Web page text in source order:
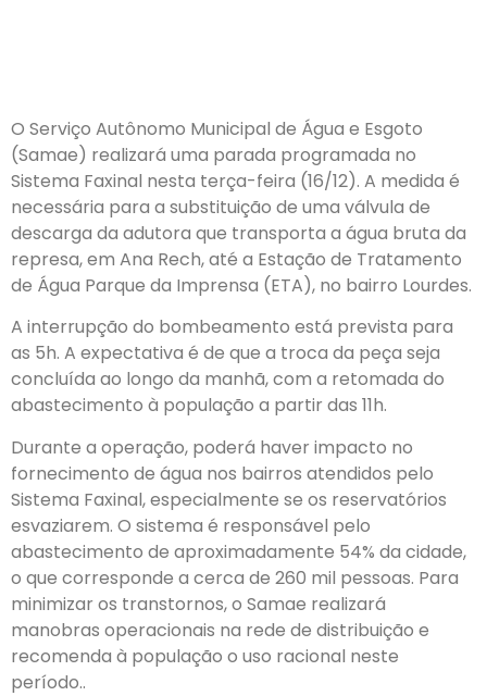
O Serviço Autônomo Municipal de Água e Esgoto
(Samae) realizará uma parada programada no
Sistema Faxinal nesta terça-feira (16/12). A medida é
necessária para a substituição de uma válvula de
descarga da adutora que transporta a água bruta da
represa, em Ana Rech, até a Estação de Tratamento
de Água Parque da Imprensa (ETA), no bairro Lourdes.
A interrupção do bombeamento está prevista para
as 5h. A expectativa é de que a troca da peça seja
concluída ao longo da manhã, com a retomada do
abastecimento à população a partir das 11h.
Durante a operação, poderá haver impacto no
fornecimento de água nos bairros atendidos pelo
Sistema Faxinal, especialmente se os reservatórios
esvaziarem. O sistema é responsável pelo
abastecimento de aproximadamente 54% da cidade,
o que corresponde a cerca de 260 mil pessoas. Para
minimizar os transtornos, o Samae realizará
manobras operacionais na rede de distribuição e
recomenda à população o uso racional neste
período..